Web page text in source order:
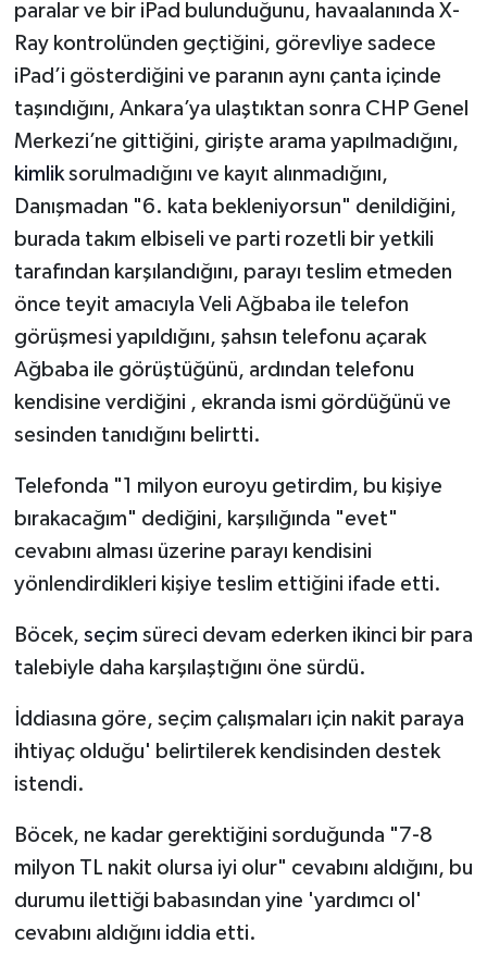
paralar ve bir iPad bulunduğunu, havaalanında X-
Ray kontrolünden geçtiğini, görevliye sadece
iPad’i gösterdiğini ve paranın aynı çanta içinde
taşındığını, Ankara’ya ulaştıktan sonra CHP Genel
Merkezi’ne gittiğini, girişte arama yapılmadığını,
kimliksorulmadığını ve kayıt alınmadığını,
Danışmadan "6. kata bekleniyorsun" denildiğini,
burada takım elbiseli ve parti rozetli bir yetkili
tarafından karşılandığını, parayı teslim etmeden
önce teyit amacıyla Veli Ağbaba ile telefon
görüşmesi yapıldığını, şahsın telefonu açarak
Ağbaba ile görüştüğünü, ardından telefonu
kendisine verdiğini , ekranda ismi gördüğünü ve
sesinden tanıdığını belirtti.
Telefonda "1 milyon euroyu getirdim, bu kişiye
bırakacağım" dediğini, karşılığında "evet"
cevabını alması üzerine parayı kendisini
yönlendirdikleri kişiye teslim ettiğini ifade etti.
Böcek, seçim süreci devam ederken ikinci bir para
talebiyle daha karşılaştığını öne sürdü.
İddiasına göre, seçim çalışmaları için nakit paraya
ihtiyaç olduğu' belirtilerek kendisinden destek
istendi.
Böcek, ne kadar gerektiğini sorduğunda "7-8
milyon TL nakit olursa iyi olur" cevabını aldığını, bu
durumu ilettiği babasından yine 'yardımcı ol'
cevabını aldığını iddia etti.